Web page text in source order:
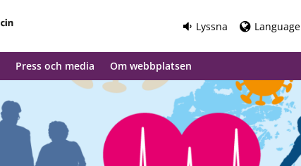
Lyssna Language
Press och media Om webbplatsen